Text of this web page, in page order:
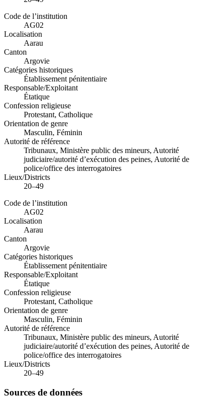
Code de l’institution
AG02
Localisation
Aarau
Canton
Argovie
Catégories historiques
Établissement pénitentiaire
Responsable/Exploitant
Étatique
Confession religieuse
Protestant, Catholique
Orientation de genre
Masculin, Féminin
Autorité de référence
Tribunaux, Ministère public des mineurs, Autorité
judiciaire/autorité d’exécution des peines, Autorité de
police/office des interrogatoires
Lieux/Districts
20–49
Code de l’institution
AG02
Localisation
Aarau
Canton
Argovie
Catégories historiques
Établissement pénitentiaire
Responsable/Exploitant
Étatique
Confession religieuse
Protestant, Catholique
Orientation de genre
Masculin, Féminin
Autorité de référence
Tribunaux, Ministère public des mineurs, Autorité
judiciaire/autorité d’exécution des peines, Autorité de
police/office des interrogatoires
Lieux/Districts
20–49
Sources de données